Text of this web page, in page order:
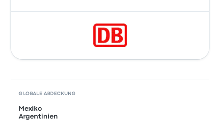
GLOBALE ABDECKUNG
Mexiko
Argentinien